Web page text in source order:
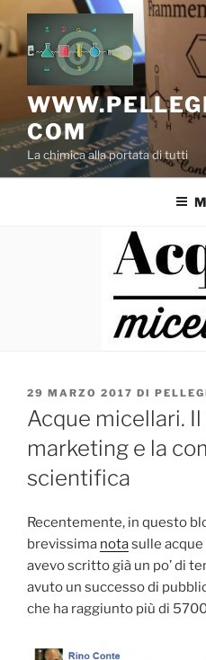
Salta
al
contenuto
COM
La chimica alla portata di tutti
PUBBLICATO
IL
29 MARZO 2017 DI
Acque micellari.
marketing e la
scientifica
Recentemente, in questo
brevissima notasulle
avevo scritto già un po’ di
avuto un successo di
che ha raggiunto più di